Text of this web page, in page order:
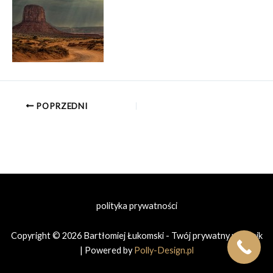
POPRZEDNI
polityka prywatności
Copyright © 2026 Bartłomiej Łukomski - Twój prywatny prawnik
| Powered by Polly-Design.pl